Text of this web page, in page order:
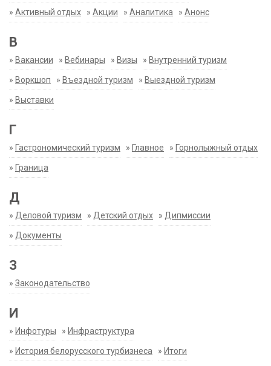
» Активный отдых » Акции » Аналитика » Анонс
В
» Вакансии » Вебинары » Визы » Внутренний туризм
» Воркшоп » Въездной туризм » Выездной туризм
» Выставки
Г
» Гастрономический туризм » Главное » Горнолыжный отдых
» Граница
Д
» Деловой туризм » Детский отдых » Дипмиссии
» Документы
З
» Законодательство
И
» Инфотуры » Инфраструктура
» История белорусского турбизнеса » Итоги